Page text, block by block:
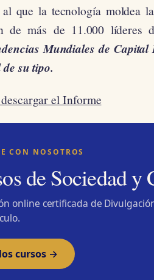
al que la tecnología moldea
de más de 11.000
Mundiales de
su tipo.
el Informe
CON NOSOTROS
de Sociedad y
online certificada de
cursos →